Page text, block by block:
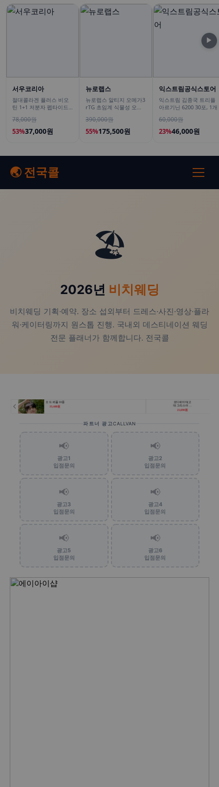
서우코리아
절대콜라겐 플러스 비오
틴 1+1 저분자 펩타이드
120g
78,000원
53%37,000원
뉴로랩스
뉴로랩스 알티지 오메가3
rTG 초임계 식물성 오메
캡슐, 6개
390,000원
55%175,500원
익스트림공식스토어
익스트림 김종국 트리플
아르기닌 6200 30포, 1개
60,000원
23%46,000원
▶
🌏 전국콜
🏖️
2026년 비치웨딩
비치웨딩 기획·예약. 장소 섭외부터 드레스·사진·영상·플라
워·케이터링까지 원스톱 진행. 국내외 데스티네이션 웨딩
전문 플래너가 함께합니다. 전국콜
파트너 광고CALLVAN
📢
광고1
입점문의
📢
광고2
입점문의
📢
광고3
입점문의
📢
광고4
입점문의
📢
광고5
입점문의
📢
광고6
입점문의